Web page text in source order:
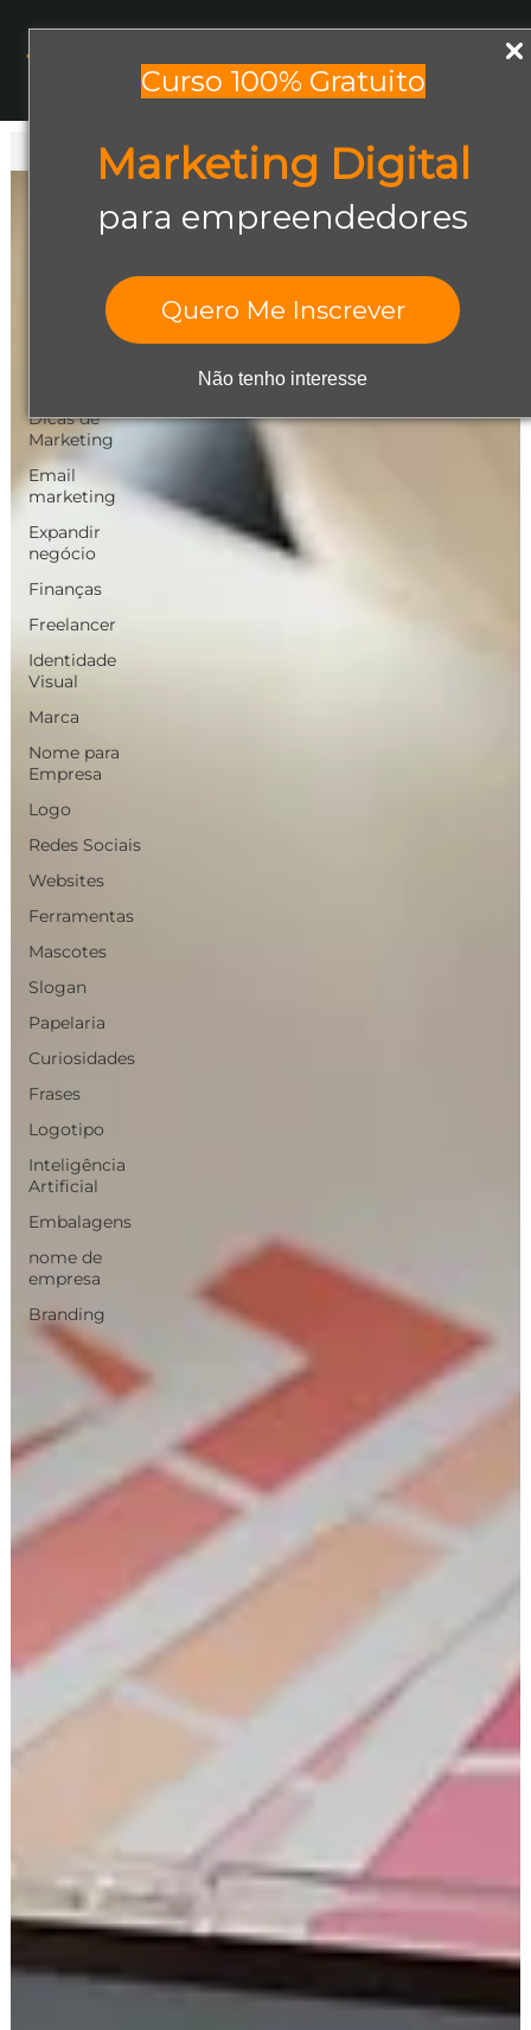
Curso 100% Gratuito
Marketing Digital
para empreendedores
Quero Me Inscrever
Não tenho interesse
Abrir negócio
Design Gráfico
Dicas de
Marketing
Email
marketing
Expandir
negócio
Finanças
Freelancer
Identidade
Visual
Marca
Nome para
Empresa
Logo
Redes Sociais
Websites
Ferramentas
Mascotes
Slogan
Papelaria
Curiosidades
Frases
Logotipo
Inteligência
Artificial
Embalagens
nome de
empresa
Branding
Todos os posts